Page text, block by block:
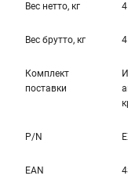
Вес нетто, кг
Вес брутто, кг
Комплект
поставки
P/N
EAN